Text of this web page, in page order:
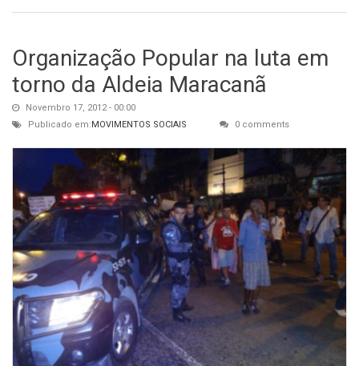
Organização Popular na luta em
torno da Aldeia Maracanã
Novembro 17, 2012 - 00:00
Publicado em:MOVIMENTOS SOCIAIS 0 comments